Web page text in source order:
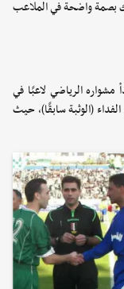
بصمة واضحة في الملاعب
في مدينة تلكلخ عام 1974، وبدأ مشواره الرياضي لاعبًا في
(الوثبة سابقًا)، حيث